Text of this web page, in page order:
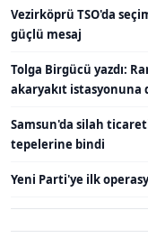
Vezirköprü TSO'da
güçlü mesaj
Tolga Birgücü yazdı:
akaryakıt istasyonuna
Samsun'da silah
tepelerine bindi
Yeni Parti'ye ilk